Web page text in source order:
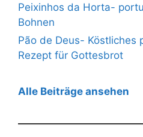
Peixinhos da Horta-
Bohnen
Pão de Deus- Köstliches
Rezept für Gottesbrot
Alle Beiträge ansehen